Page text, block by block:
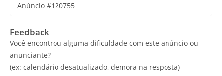
Anúncio #120755
Feedback
Você encontrou alguma dificuldade com este anúncio ou
anunciante?
(ex: calendário desatualizado, demora na resposta)